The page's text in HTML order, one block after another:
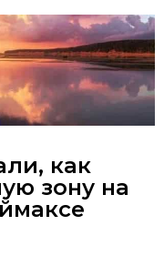
как
зону на